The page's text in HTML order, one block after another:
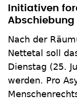
Initiativen
Abschiebung
Nach der
Nettetal soll
Dienstag (25.
werden. Pro